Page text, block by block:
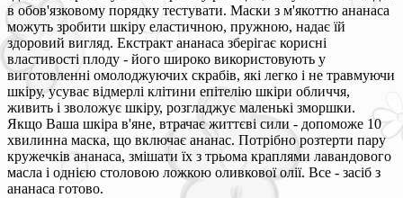
в обов'язковому порядку тестувати. Маски з м'якоттю ананаса
можуть зробити шкіру еластичною, пружною, надає їй
здоровий вигляд. Екстракт ананаса зберігає корисні
властивості плоду - його широко використовують у
виготовленні омолоджуючих скрабів, які легко і не травмуючи
шкіру, усуває відмерлі клітини епітелію шкіри обличчя,
живить і зволожує шкіру, розгладжує маленькі зморшки.
Якщо Ваша шкіра в'яне, втрачає життєві сили - допоможе 10
хвилинна маска, що включає ананас. Потрібно розтерти пару
кружечків ананаса, змішати їх з трьома краплями лавандового
масла і однією столовою ложкою оливкової олії. Все - засіб з
ананаса готово.